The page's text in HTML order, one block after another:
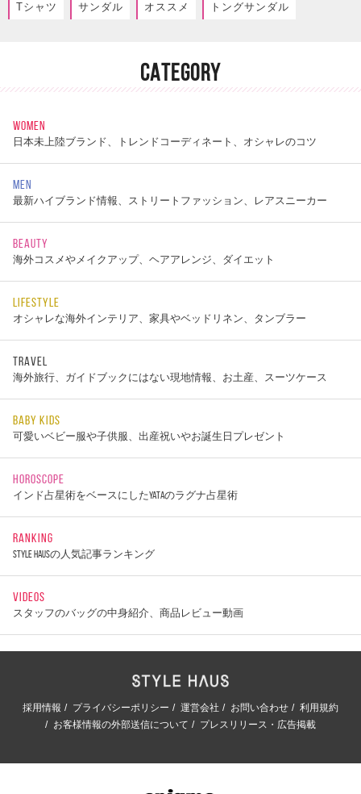
Tシャツ サンダル オススメ トングサンダル
CATEGORY
WOMEN
日本未上陸ブランド、トレンドコーディネート、オシャレのコツ
MEN
最新ハイブランド情報、ストリートファッション、レアスニーカー
BEAUTY
海外コスメやメイクアップ、ヘアアレンジ、ダイエット
LIFESTYLE
オシャレな海外インテリア、家具やベッドリネン、タンブラー
TRAVEL
海外旅行、ガイドブックにはない現地情報、お土産、スーツケース
BABY KIDS
可愛いベビー服や子供服、出産祝いやお誕生日プレゼント
HOROSCOPE
インド占星術をベースにしたYATAのラグナ占星術
RANKING
STYLE HAUSの人気記事ランキング
VIDEOS
スタッフのバッグの中身紹介、商品レビュー動画
採用情報 プライバシーポリシー 運営会社 お問い合わせ
利用規約
お客様情報の外部送信について
プレスリリース・広告掲載